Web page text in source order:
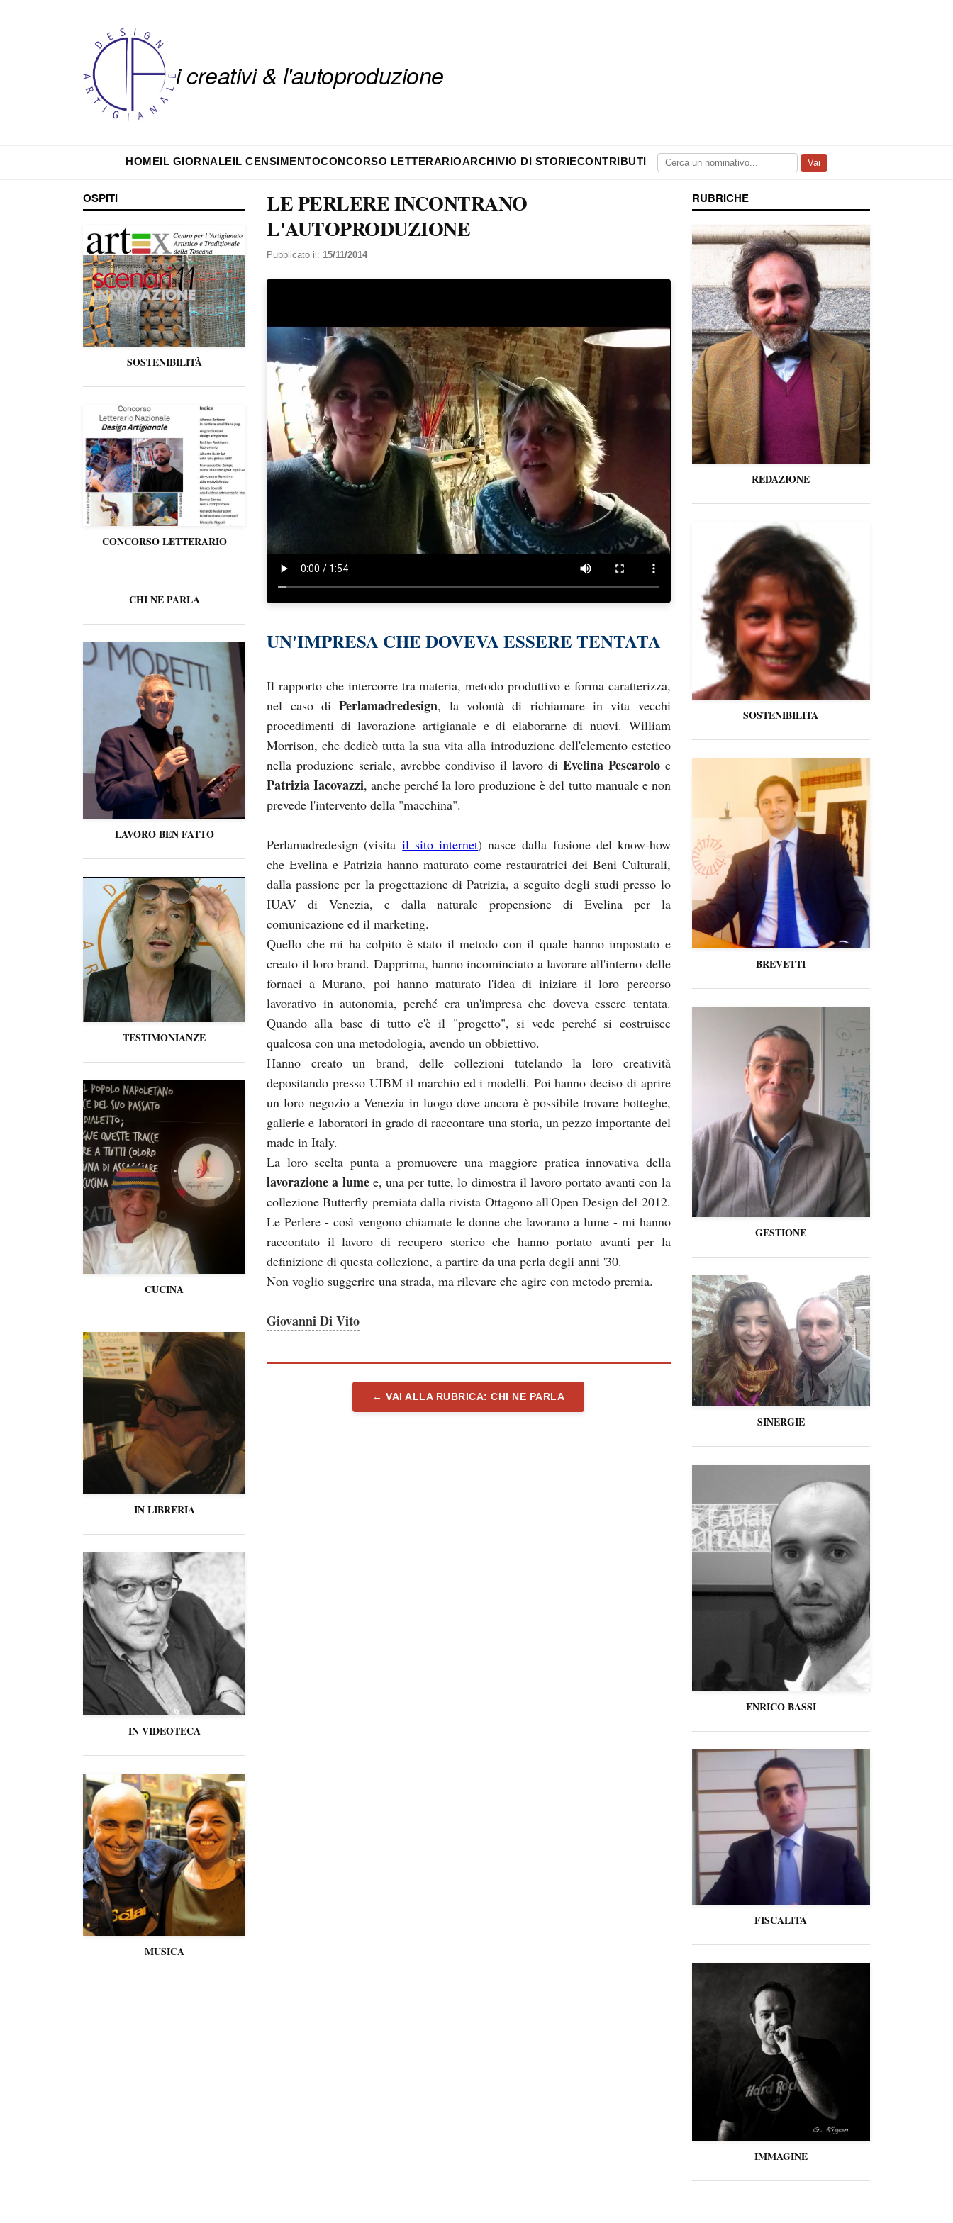
i creativi & l'autoproduzione
HOMEIL GIORNALEIL CENSIMENTOCONCORSO LETTERARIOARCHIVIO DI STORIECONTRIBUTI Vai
OSPITI
SOSTENIBILITÀ
CONCORSO LETTERARIO
CHI NE PARLA
LAVORO BEN FATTO
TESTIMONIANZE
CUCINA
IN LIBRERIA
IN VIDEOTECA
MUSICA
LE PERLERE INCONTRANO
L'AUTOPRODUZIONE
Pubblicato il:15/11/2014
UN'IMPRESA CHE DOVEVA ESSERE TENTATA
Il rapporto che intercorre tra materia, metodo produttivo e forma caratterizza,
nel caso diPerlamadredesign, la volontà di richiamare in vita vecchi
procedimenti di lavorazione artigianale e di elaborarne di nuovi. William
Morrison, che dedicò tutta la sua vita alla introduzione dell'elemento estetico
nella produzione seriale, avrebbe condiviso il lavoro di Evelina Pescaroloe
Patrizia Iacovazzi, anche perché la loro produzione è del tutto manuale e non
prevede l'intervento della "macchina".
Perlamadredesign (visitail sito internet) nasce dalla fusione del know-how
che Evelina e Patrizia hanno maturato come restauratrici dei Beni Culturali,
dalla passione per la progettazione di Patrizia, a seguito degli studi presso lo
IUAV di Venezia, e dalla naturale propensione di Evelina per la
comunicazione ed il marketing.
Quello che mi ha colpito è stato il metodo con il quale hanno impostato e
creato il loro brand. Dapprima, hanno incominciato a lavorare all'interno delle
fornaci a Murano, poi hanno maturato l'idea di iniziare il loro percorso
lavorativo in autonomia, perché era un'impresa che doveva essere tentata.
Quando alla base di tutto c'è il "progetto", si vede perché si costruisce
qualcosa con una metodologia, avendo un obbiettivo.
Hanno creato un brand, delle collezioni tutelando la loro creatività
depositando presso UIBM il marchio ed i modelli. Poi hanno deciso di aprire
un loro negozio a Venezia in luogo dove ancora è possibile trovare botteghe,
gallerie e laboratori in grado di raccontare una storia, un pezzo importante del
made in Italy.
La loro scelta punta a promuovere una maggiore pratica innovativa della
lavorazione a lumee, una per tutte, lo dimostra il lavoro portato avanti con la
collezione Butterfly premiata dalla rivista Ottagono all'Open Design del 2012.
Le Perlere - così vengono chiamate le donne che lavorano a lume - mi hanno
raccontato il lavoro di recupero storico che hanno portato avanti per la
definizione di questa collezione, a partire da una perla degli anni '30.
Non voglio suggerire una strada, ma rilevare che agire con metodo premia.
Giovanni Di Vito
← VAI ALLA RUBRICA: CHI NE PARLA
RUBRICHE
REDAZIONE
SOSTENIBILITA
BREVETTI
GESTIONE
SINERGIE
ENRICO BASSI
FISCALITA
IMMAGINE